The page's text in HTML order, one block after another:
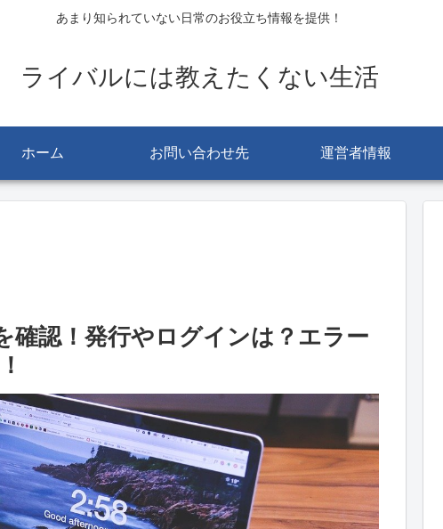
あまり知られていない日常のお役立ち情報を提供！
ライバルには教えたくない生活
ホーム お問い合わせ先 運営者情報
確認！発行やログインは？エラー